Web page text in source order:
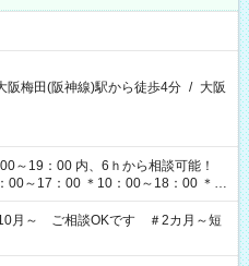
阪梅田(阪神線)駅から徒歩4分 / 大阪
～19：00 内、6ｈから相談可能！
00～17：00 ＊10：00～18：00 ＊
～19：00 ＊13：00～19：00
10月～ ご相談OKです ＃2カ月～短